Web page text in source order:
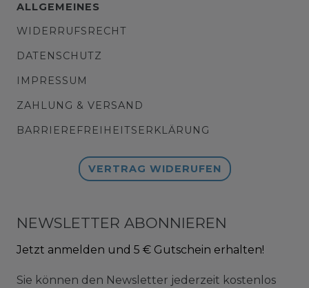
ALLGEMEINES
WIDERRUFSRECHT
DATENSCHUTZ
IMPRESSUM
ZAHLUNG & VERSAND
BARRIEREFREIHEITSERKLÄRUNG
VERTRAG WIDERUFEN
NEWSLETTER ABONNIEREN
Jetzt anmelden und 5 € Gutschein erhalten!
Sie können den Newsletter jederzeit kostenlos